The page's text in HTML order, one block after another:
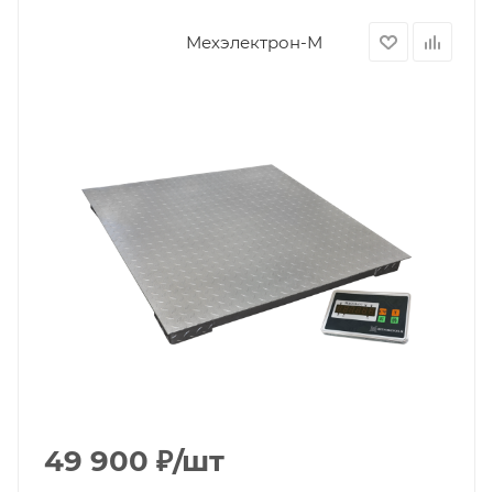
Мехэлектрон-М
49 900 ₽/шт